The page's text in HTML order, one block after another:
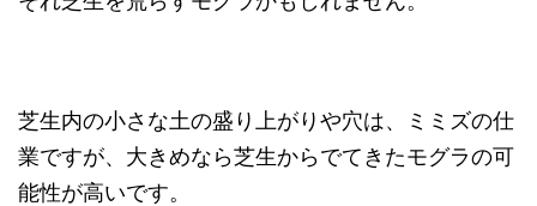
芝生内の小さな土の盛り上がりや穴は、ミミズの仕
業ですが、大きめなら芝生からでてきたモグラの可
能性が高いです。